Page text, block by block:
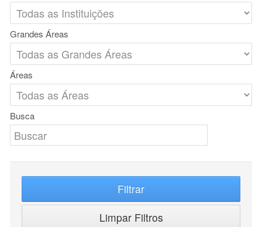
Grandes Áreas
Áreas
Busca
Filtrar
Limpar Filtros